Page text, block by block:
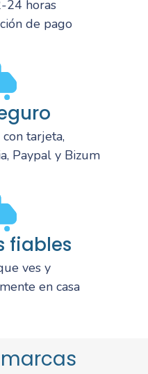
24 horas
de pago
tarjeta,
Paypal y Bizum
fiables
ves y
en casa